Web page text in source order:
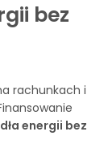
bez
rachunkach i
energii bez